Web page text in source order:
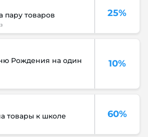
25%
пару товаров
10%
Рождения на один
60%
товары к школе